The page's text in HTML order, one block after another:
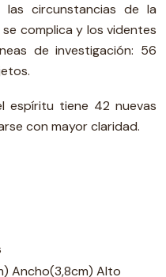
circunstancias de la
complica y los videntes
de investigación: 56
espíritu tiene 42 nuevas
con mayor claridad.
Ancho(3,8cm) Alto